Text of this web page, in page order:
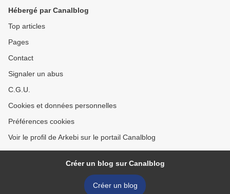
Hébergé par Canalblog
Top articles
Pages
Contact
Signaler un abus
C.G.U.
Cookies et données personnelles
Préférences cookies
Voir le profil de Arkebi sur le portail Canalblog
Créer un blog sur Canalblog
Créer un blog